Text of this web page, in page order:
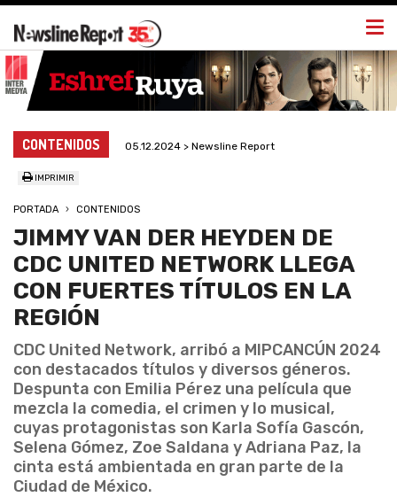
CONTENIDOS 05.12.2024 > Newsline Report
IMPRIMIR
PORTADA CONTENIDOS
JIMMY VAN DER HEYDEN DE
CDC UNITED NETWORK LLEGA
CON FUERTES TÍTULOS EN LA
REGIÓN
CDC United Network, arribó a MIPCANCÚN 2024
con destacados títulos y diversos géneros.
Despunta con Emilia Pérez una película que
mezcla la comedia, el crimen y lo musical,
cuyas protagonistas son Karla Sofía Gascón,
Selena Gómez, Zoe Saldana y Adriana Paz, la
cinta está ambientada en gran parte de la
Ciudad de México.